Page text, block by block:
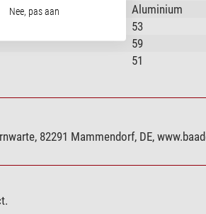
Aluminium
53
59
51
82291 Mammendorf, DE,
Nee, pas aan